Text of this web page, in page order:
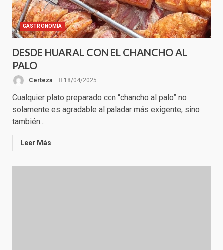
GASTRONOMÍA
DESDE HUARAL CON EL CHANCHO AL
PALO
Certeza 18/04/2025
Cualquier plato preparado con “chancho al palo” no
solamente es agradable al paladar más exigente, sino
también...
Leer Más